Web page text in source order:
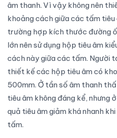
âm thanh. Vì vậy không nên
khoảng cách giữa các tấm tiêu
trường hợp kích thước đường
lớn nên sử dụng hộp tiêu âm
cách này giữa các tấm. Người
thiết kế các hộp tiêu âm có
500mm. Ở tần số âm thanh
tiêu âm không đáng kể, nhưng
quả tiêu âm giảm khá nhanh
tấm.